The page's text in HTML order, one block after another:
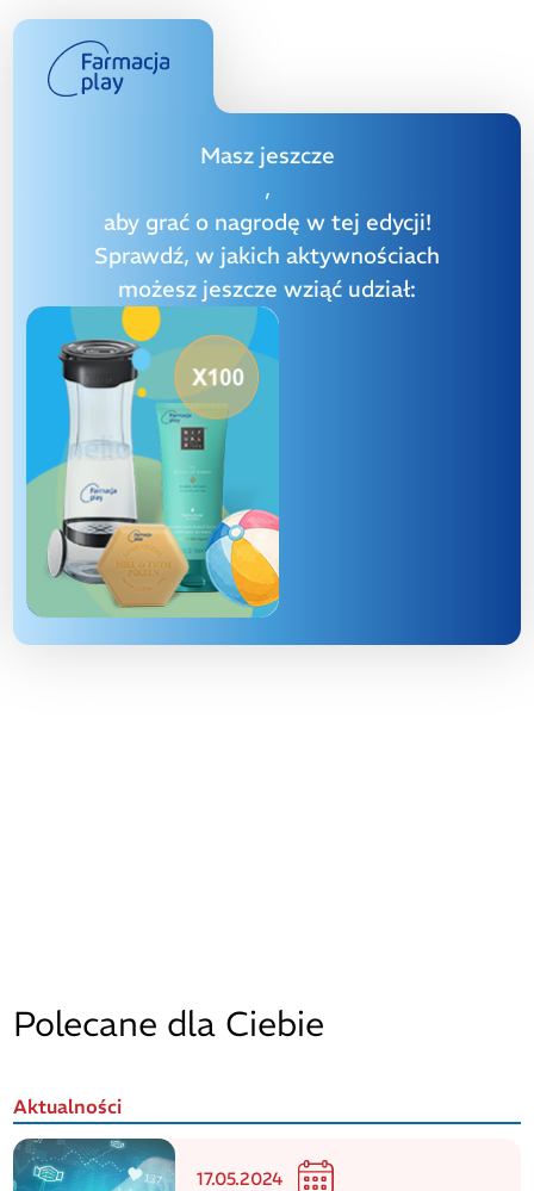
Masz jeszcze
,
aby grać o nagrodę w tej edycji!
Sprawdź, w jakich aktywnościach
możesz jeszcze wziąć udział:
Polecane dla Ciebie
Aktualności
17.05.2024